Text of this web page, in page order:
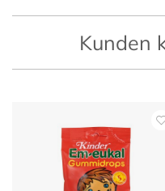
Kunden